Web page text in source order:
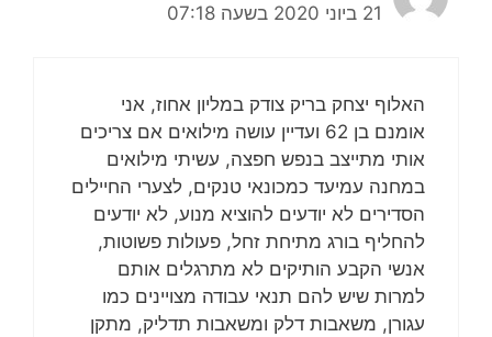
21 ביוני 2020 בשעה 07:18
האלוף יצחק בריק צודק במליון אחוז, אני
אומנם בן 62 ועדיין עושה מילואים אם צריכים
אותי מתייצב בנפש חפצה, עשיתי מילואים
במחנה עמיעד כמכונאי טנקים, לצערי החיילים
הסדירים לא יודעים להוציא מנוע, לא יודעים
להחליף בורג מתיחת זחל, פעולות פשוטות,
אנשי הקבע הותיקים לא מתרגלים אותם
למרות שיש להם תנאי עבודה מצויינים כמו
עגורן, משאבות דלק ומשאבות תדליק, מתקן